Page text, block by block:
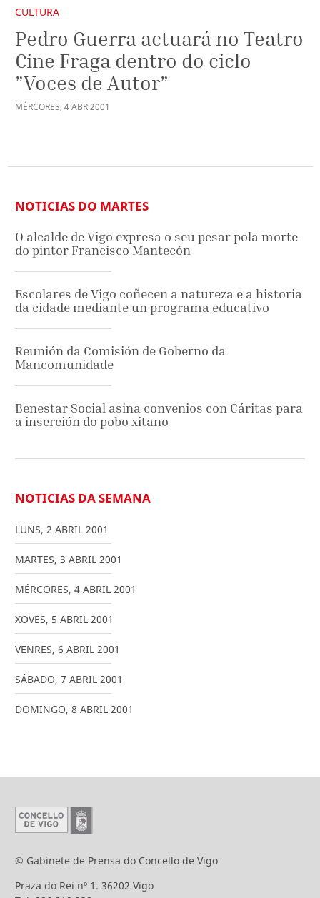
CULTURA
Pedro Guerra actuará no Teatro
Cine Fraga dentro do ciclo
”Voces de Autor”
MÉRCORES, 4ABR2001
NOTICIAS DO MARTES
O alcalde de Vigo expresa o seu pesar pola morte
do pintor Francisco Mantecón
Escolares de Vigo coñecen a natureza e a historia
da cidade mediante un programa educativo
Reunión da Comisión de Goberno da
Mancomunidade
Benestar Social asina convenios con Cáritas para
a inserción do pobo xitano
NOTICIAS DA SEMANA
LUNS, 2 ABRIL 2001
MARTES, 3 ABRIL 2001
MÉRCORES, 4 ABRIL 2001
XOVES, 5 ABRIL 2001
VENRES, 6 ABRIL 2001
SÁBADO, 7 ABRIL 2001
DOMINGO, 8 ABRIL 2001
© Gabinete de Prensa do Concello de Vigo
Praza do Rei nº 1. 36202 Vigo